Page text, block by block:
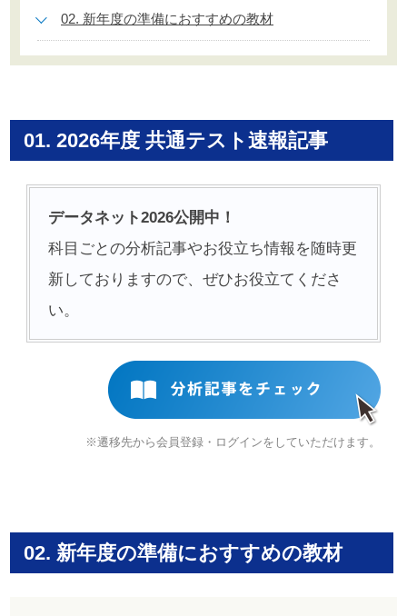
02. 新年度の準備におすすめの教材
01. 2026年度 共通テスト速報記事
データネット2026公開中！
科目ごとの分析記事やお役立ち情報を随時更
新しておりますので、ぜひお役立てくださ
い。
※遷移先から会員登録・ログインをしていただけます。
02. 新年度の準備におすすめの教材